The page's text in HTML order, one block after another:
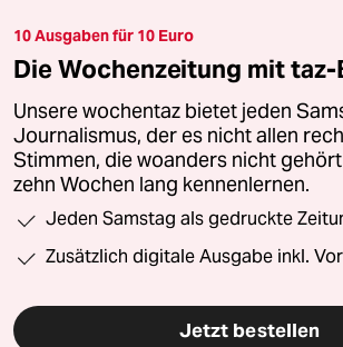
10 Ausgaben für 10 Euro
Die Wochenzeitung mit
Unsere wochentaz bietet jeden
Journalismus, der es nicht allen
Stimmen, die woanders nicht
zehn Wochen lang kennenlernen.
Jeden Samstag als gedruckte
Zusätzlich digitale Ausgabe inkl.
Jetzt bestellen